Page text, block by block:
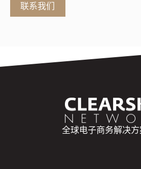
联系我们
全球电子商务解决